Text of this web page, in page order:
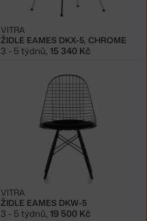
ŽIDLE EAMES DKX-5, CHROME
VITRA
3 - 5 týdnů, 15 340 Kč
ŽIDLE EAMES DKW-5
VITRA
3 - 5 týdnů, 19 500 Kč